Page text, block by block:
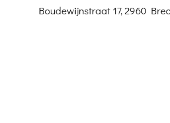
Boudewijnstraat 17, 2960